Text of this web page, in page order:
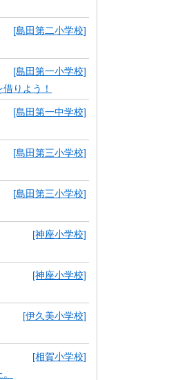
[島田第二小学校]
[島田第一小学校]
りよう！
[島田第一中学校]
[島田第三小学校]
[島田第三小学校]
[神座小学校]
[神座小学校]
[伊久美小学校]
[相賀小学校]